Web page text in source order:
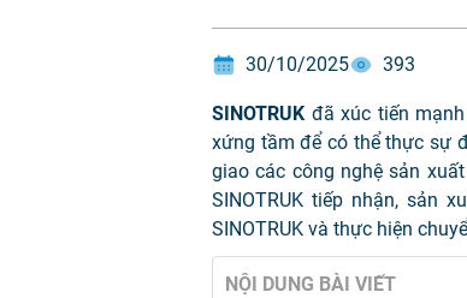
30/10/2025 393
SINOTRUK đã xúc tiến
xứng tầm để có thể thực sự
giao các công nghệ sản
SINOTRUK tiếp nhận, sản
SINOTRUK và thực hiện
NỘI DUNG BÀI VIẾT